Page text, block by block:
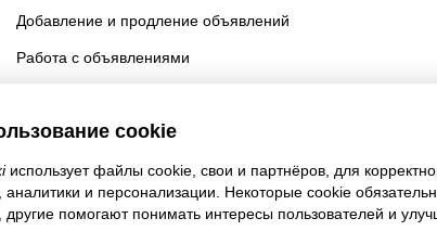
cookie
использует файлы cookie, свои и партнёров, для
аналитики и персонализации. Некоторые cookie
другие помогают понимать интересы пользователей и
Добавление и продление объявлений
Работа с объявлениями
Безопасность аккаунта